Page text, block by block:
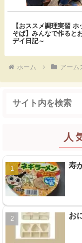
o
k
【おススメ調理実習
そば】みんなで作る
デイ日記～
ホーム アーム
人
寿
お